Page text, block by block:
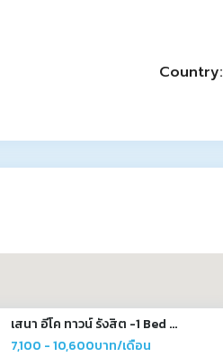
Country:
เสนา อีโค ทาวน์ รังสิต -1 Bed ...
7,100 - 10,600บาท/เดือน